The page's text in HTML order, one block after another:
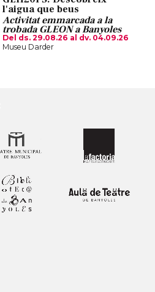
l'aigua que beus
Activitat emmarcada a la
trobada GLEON a Banyoles
Del ds. 29.08.26 al dv. 04.09.26
Museu Darder